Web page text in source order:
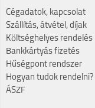
Cégadatok, kapcsolat
Szállítás, átvétel, díjak
Költséghelyes rendelés
Bankkártyás fizetés
Hűségpont rendszer
Hogyan tudok rendelni?
ÁSZF